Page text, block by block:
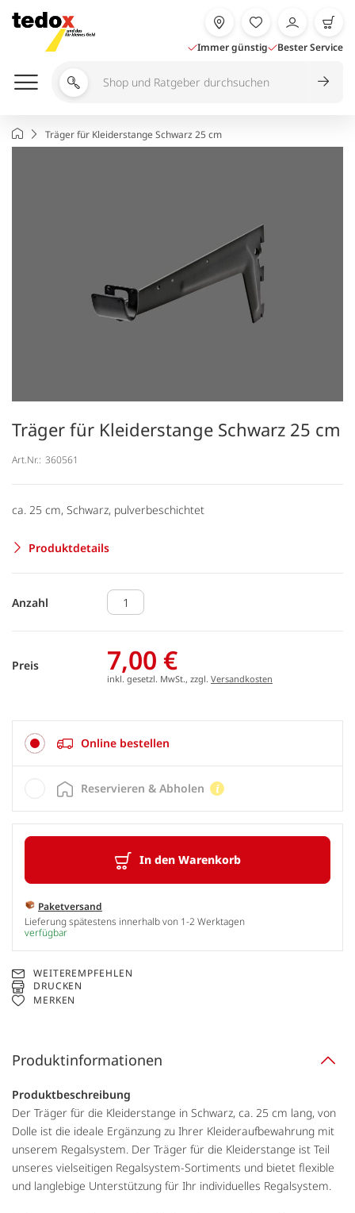
Inhalt
springen
Immer günstig Bester Service
Shop
Ratgeber
durchsuchen
StartseiteTräger für Kleiderstange Schwarz 25 cm
Träger für Kleiderstange Schwarz 25 cm
Art.Nr.: 360561
ca. 25 cm, Schwarz, pulverbeschichtet
Produktdetails
Anzahl
Preis 7,00 €
inkl. gesetzl. MwSt., zzgl. Versandkosten
Online bestellen
In den Warenkorb
Paketversand
Lieferung spätestens innerhalb von 1-2 Werktagen
verfügbar
Reservieren & Abholen
WEITEREMPFEHLEN
DRUCKEN
MERKEN
Produktinformationen
Produktbeschreibung
Der Träger für die Kleiderstange in Schwarz, ca. 25 cm lang, von
Dolle ist die ideale Ergänzung zu Ihrer Kleideraufbewahrung mit
unserem Regalsystem. Der Träger für die Kleiderstange ist Teil
unseres vielseitigen Regalsystem-Sortiments und bietet flexible
und langlebige Unterstützung für Ihr individuelles Regalsystem.